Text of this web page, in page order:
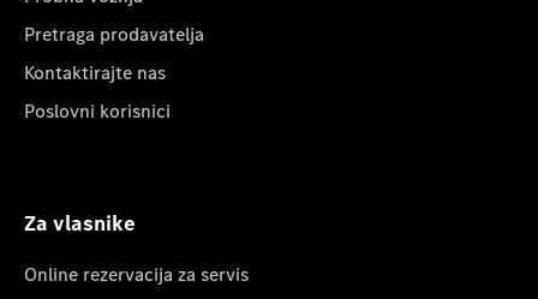
Pretraga prodavatelja
Kontaktirajte nas
Poslovni korisnici
Za vlasnike
Online rezervacija za servis